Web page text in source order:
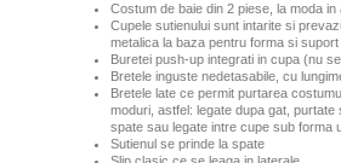
Costum de baie din 2 piese, la moda
Cupele sutienului sunt intarite si
metalica la baza pentru forma si suport
Buretei push-up integrati in cupa (nu
Bretele inguste nedetasabile, cu
Bretele late ce permit purtarea
moduri, astfel: legate dupa gat, purtate
spate sau legate intre cupesub forma
Sutienul se prinde la spate